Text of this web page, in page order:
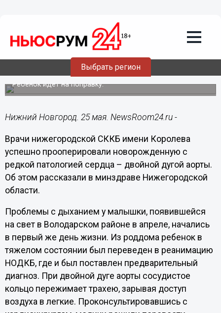
Выбрать регион
Нижегородские хирурги спасли
новорожденную девочку с двойной
Ребенок идет на поправку.
Нижний Новгород. 25 мая. NewsRoom24.ru -
Врачи нижегородской СККБ имени Королева
успешно прооперировали новорожденную с
редкой патологией сердца – двойной дугой аорты.
Об этом рассказали в минздраве Нижегородской
области.
Проблемы с дыханием у малышки, появившейся
на свет в Володарском районе в апреле, начались
в первый же день жизни. Из роддома ребенок в
тяжелом состоянии был переведен в реанимацию
НОДКБ, где и был поставлен предварительный
диагноз. При двойной дуге аорты сосудистое
кольцо пережимает трахею, зарывая доступ
воздуха в легкие. Проконсультировавшись с